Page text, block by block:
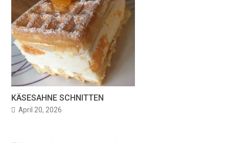
KÄSESAHNE SCHNITTEN
April 20, 2026